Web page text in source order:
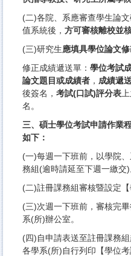
(二)各院、 系應審查學生論
值系統後， 方可審核離校並
(三)研究生應填具學位論文
修正成績遞送單： 學位考試
論文題目或成績者 ， 成績遞
後簽名， 考試(口試)評分表
名。
三、碩士學位考試申請作業
如下：
(一)每週一下班前，以學院、
務組(逾時請延至下週一繳交)
(二)註冊課務組審核暨設定
(三)次週一下班前，審核完
系(所)辦公室。
(四)自申請表送至註冊課務
各學系(所)自行列印【學位